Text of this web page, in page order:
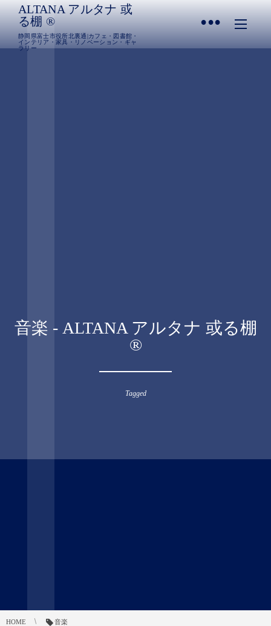
ALTANA アルタナ 或
る棚 ®︎
静岡県富士市役所北裏通|カフェ・図書館・
インテリア・家具・リノベーション・ギャ
ラリー
•
音楽 - ALTANA アルタナ 或る棚
®︎
Tagged
HOME 音楽